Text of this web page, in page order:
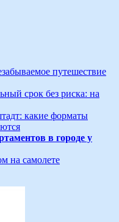
путешествие
срок без риска: на
какие форматы
в городе у
на самолете